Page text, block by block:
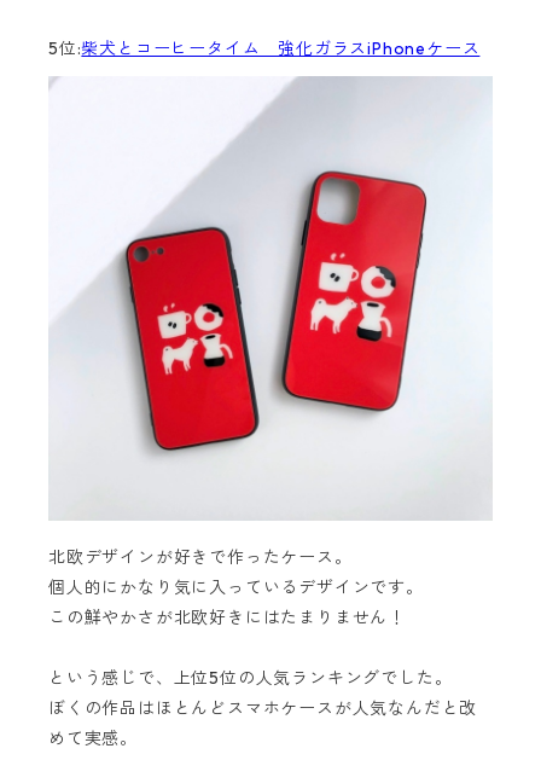
5位:柴犬とコーヒータイム 強化ガラスiPhoneケース
北欧デザインが好きで作ったケース。
個人的にかなり気に入っているデザインです。
この鮮やかさが北欧好きにはたまりません！
という感じで、上位5位の人気ランキングでした。
ぼくの作品はほとんどスマホケースが人気なんだと改
めて実感。